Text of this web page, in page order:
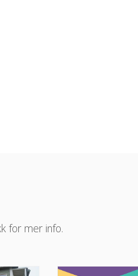
for mer info.